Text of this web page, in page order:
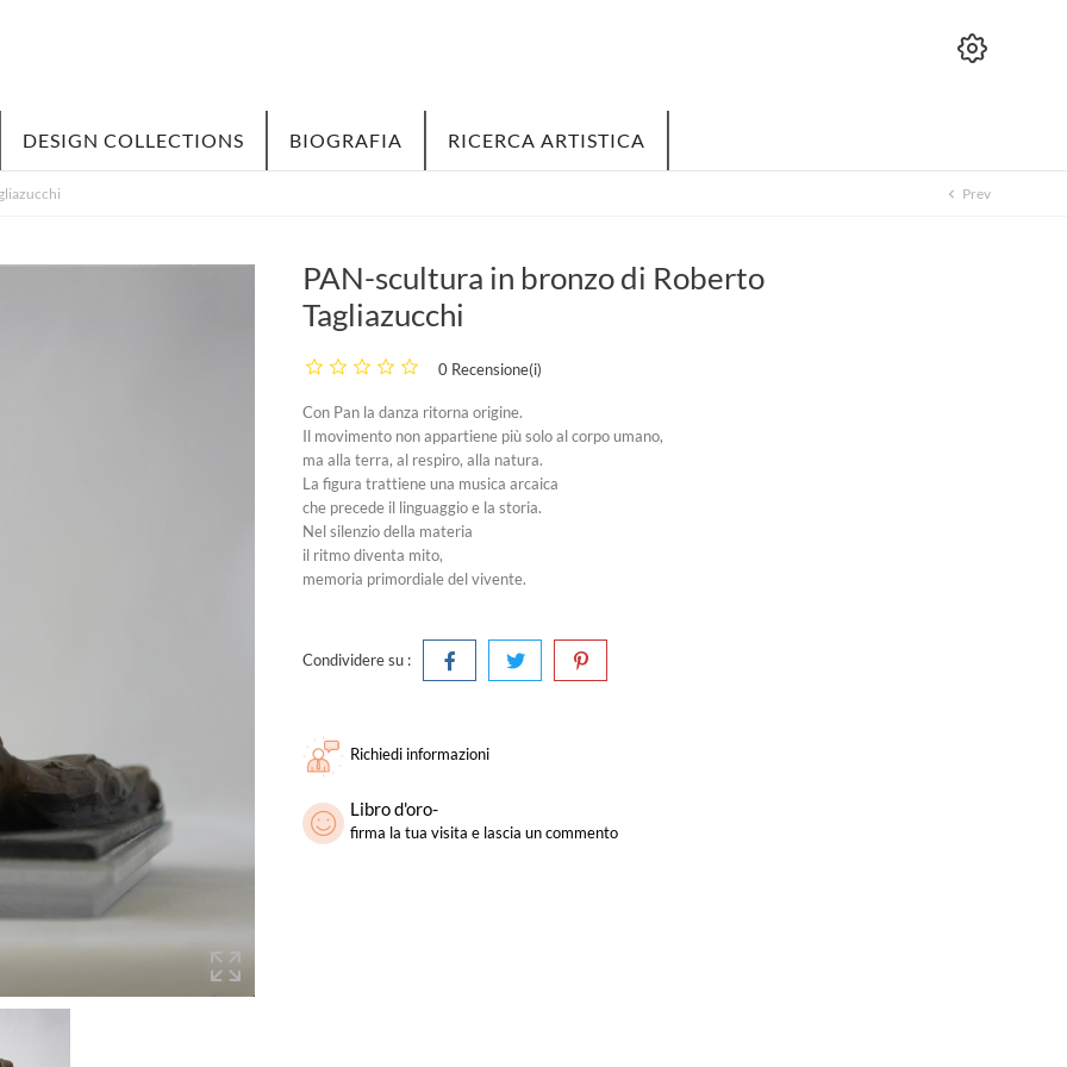
DESIGN COLLECTIONS BIOGRAFIA RICERCA ARTISTICA
chevron_left Prev
PAN-scultura in bronzo di Roberto
Tagliazucchi
0 Recensione(i)
Con Pan la danza ritorna origine.
Il movimento non appartiene più solo al corpo umano,
ma alla terra, al respiro, alla natura.
La figura trattiene una musica arcaica
che precede il linguaggio e la storia.
Nel silenzio della materia
il ritmo diventa mito,
memoria primordiale del vivente.
Condividere su :
Richiedi informazioni
Libro d'oro-
firma la tua visita e lascia un commento